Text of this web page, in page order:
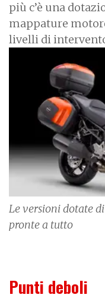
più c’è una
mappature
livelli di
Le versioni dotate
pronte a tutto
Punti deboli